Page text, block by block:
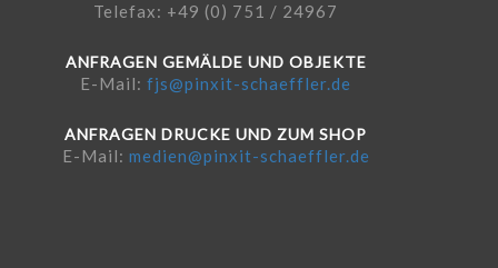
Telefax: +49 (0) 751 / 24967
ANFRAGEN GEMÄLDE UND OBJEKTE
E-Mail: fjs@pinxit-schaeffler.de
ANFRAGEN DRUCKE UND ZUM SHOP
E-Mail: medien@pinxit-schaeffler.de